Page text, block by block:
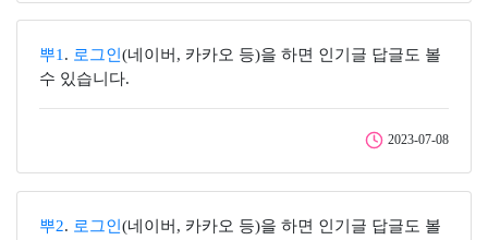
뿌1 . 로그인 (네이버, 카카오 등)을 하면 인기글 답글도 볼
수 있습니다.
2023-07-08
뿌2. 로그인 (네이버, 카카오 등)을 하면 인기글 답글도 볼